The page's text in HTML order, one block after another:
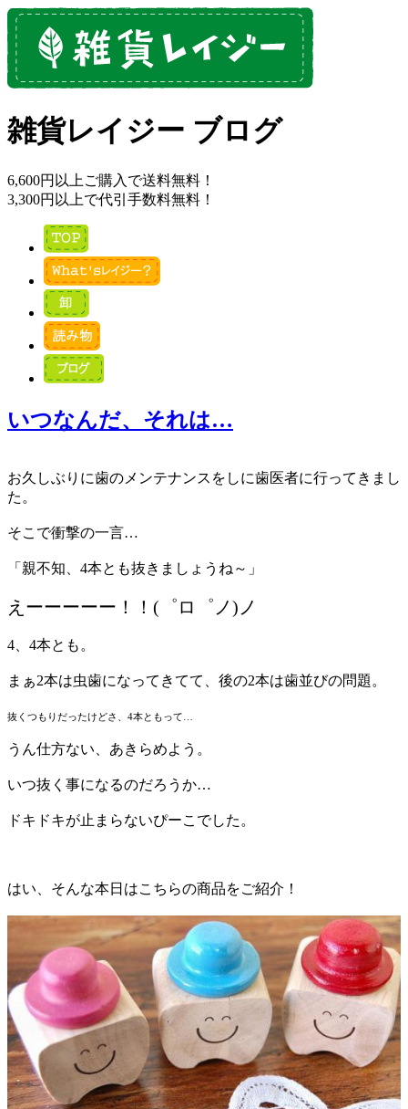
雑貨レイジー ブログ
6,600円以上ご購入で送料無料！
3,300円以上で代引手数料無料！
いつなんだ、それは…
お久しぶりに歯のメンテナンスをしに歯医者に行ってきまし
た。
そこで衝撃の一言…
「親不知、4本とも抜きましょうね～」
えーーーーー！！(゜ロ゜ノ)ノ
4、4本とも。
まぁ2本は虫歯になってきてて、後の2本は歯並びの問題。
抜くつもりだったけどさ、4本ともって…
うん仕方ない、あきらめよう。
いつ抜く事になるのだろうか…
ドキドキが止まらないぴーこでした。
はい、そんな本日はこちらの商品をご紹介！